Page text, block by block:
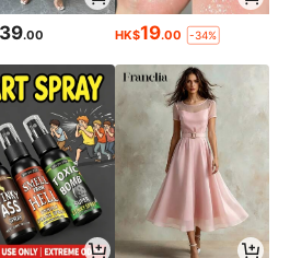
.00 HK$19.00 -34%